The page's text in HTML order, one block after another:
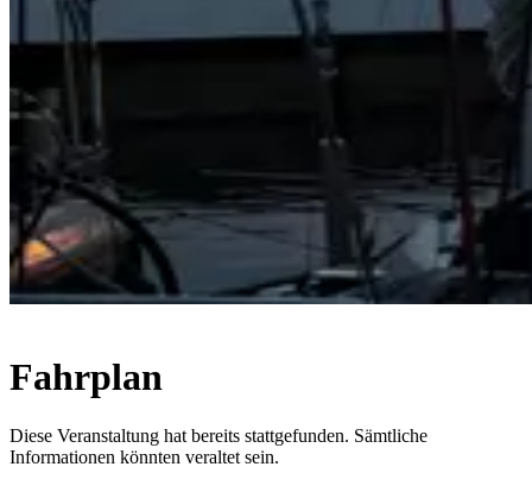
Fahrplan
Diese Veranstaltung hat bereits stattgefunden. Sämtliche
Informationen könnten veraltet sein.